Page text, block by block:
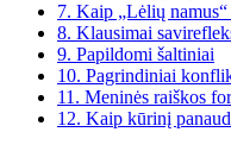
7. Kaip „Lėlių
8. Klausimai
9. Papildomi šaltiniai
10. Pagrindiniai
11. Meninės raiškos
12. Kaip kūrinį